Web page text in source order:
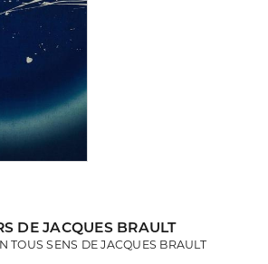
DE JACQUES BRAULT
TOUS SENS DE JACQUES BRAULT